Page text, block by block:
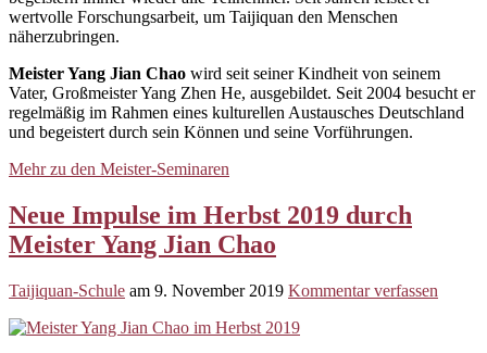
wertvolle Forschungsarbeit, um Taijiquan den Menschen
näherzubringen.
Meister Yang Jian Chao wird seit seiner Kindheit von seinem
Vater, Großmeister Yang Zhen He, ausgebildet. Seit 2004 besucht er
regelmäßig im Rahmen eines kulturellen Austausches Deutschland
und begeistert durch sein Können und seine Vorführungen.
Mehr zu den Meister-Seminaren
Neue Impulse im Herbst 2019 durch
Meister Yang Jian Chao
Taijiquan-Schule am 9. November 2019 Kommentar verfassen